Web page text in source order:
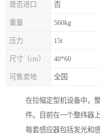
是否进口 否
重量 560kg
压力 15t
尺寸（cm） 40*60
可售卖地 全国
在拉幅定型机设备中，
件。目前在一个整纬器
每套感应器包括发光和